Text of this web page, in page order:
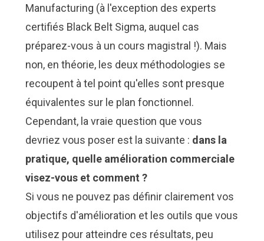
Manufacturing (à l'exception des experts
certifiés Black Belt Sigma, auquel cas
préparez-vous à un cours magistral !). Mais
non, en théorie, les deux méthodologies se
recoupent à tel point qu'elles sont presque
équivalentes sur le plan fonctionnel.
Cependant, la vraie question que vous
devriez vous poser est la suivante : dans la
pratique, quelle amélioration commerciale
visez-vous et comment ?
Si vous ne pouvez pas définir clairement vos
objectifs d'amélioration et les outils que vous
utilisez pour atteindre ces résultats, peu